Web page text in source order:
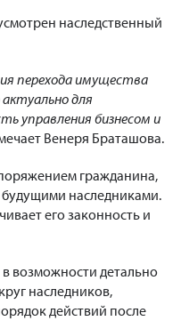
наследственный
перехода имущества
для
управления бизнесом и
Венеря Браташова.
гражданина,
будущими наследниками.
его законность и
возможности детально
наследников,
действий после